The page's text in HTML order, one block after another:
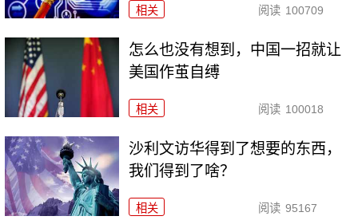
相关 阅读 100709
怎么也没有想到，中国一招就让
美国作茧自缚
相关 阅读 100018
沙利文访华得到了想要的东西，
我们得到了啥？
相关 阅读 95167